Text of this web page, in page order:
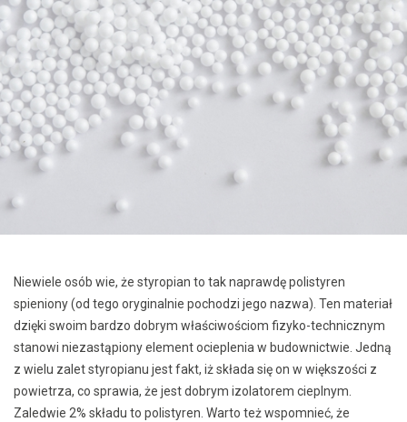
Niewiele osób wie, że styropian to tak naprawdę polistyren
spieniony (od tego oryginalnie pochodzi jego nazwa). Ten materiał
dzięki swoim bardzo dobrym właściwościom fizyko-technicznym
stanowi niezastąpiony element ocieplenia w budownictwie. Jedną
z wielu zalet styropianu jest fakt, iż składa się on w większości z
powietrza, co sprawia, że jest dobrym izolatorem cieplnym.
Zaledwie 2% składu to polistyren. Warto też wspomnieć, że